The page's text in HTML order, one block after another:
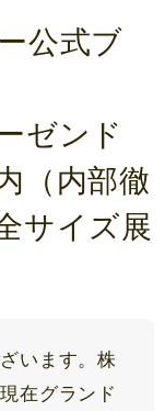
公式ブ
ゼンド
（内部徹
サイズ展
います。株
在グランド